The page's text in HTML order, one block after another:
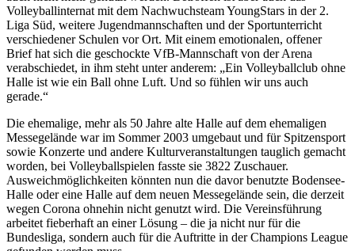
Volleyballinternat mit dem Nachwuchsteam YoungStars in der 2.
Liga Süd, weitere Jugendmannschaften und der Sportunterricht
verschiedener Schulen vor Ort. Mit einem emotionalen, offener
Brief hat sich die geschockte VfB-Mannschaft von der Arena
verabschiedet, in ihm steht unter anderem: „Ein Volleyballclub ohne
Halle ist wie ein Ball ohne Luft. Und so fühlen wir uns auch
gerade.“
Die ehemalige, mehr als 50 Jahre alte Halle auf dem ehemaligen
Messegelände war im Sommer 2003 umgebaut und für Spitzensport
sowie Konzerte und andere Kulturveranstaltungen tauglich gemacht
worden, bei Volleyballspielen fasste sie 3822 Zuschauer.
Ausweichmöglichkeiten könnten nun die davor benutzte Bodensee-
Halle oder eine Halle auf dem neuen Messegelände sein, die derzeit
wegen Corona ohnehin nicht genutzt wird. Die Vereinsführung
arbeitet fieberhaft an einer Lösung – die ja nicht nur für die
Bundesliga, sondern auch für die Auftritte in der Champions League